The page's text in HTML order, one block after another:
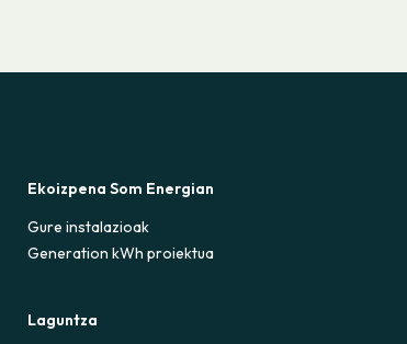
Ekoizpena Som Energian
Gure instalazioak
Generation kWh proiektua
Laguntza